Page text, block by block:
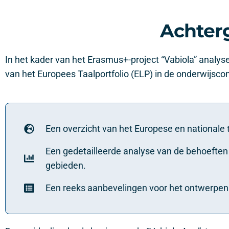
In het kader van het Erasmus+-project “Vabiola”
van het Europees Taalportfolio (ELP) in de
Een overzicht van het Europese en
Een gedetailleerde analyse van de
gebieden.
Een reeks aanbevelingen voor het